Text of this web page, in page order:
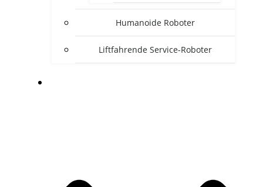
Humanoide Roboter
Liftfahrende Service-Roboter